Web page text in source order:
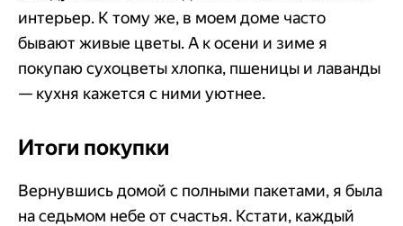
интерьер. К тому же, в моем доме часто
бывают живые цветы. А к осени и зиме я
покупаю сухоцветы хлопка, пшеницы и лаванды
— кухня кажется с ними уютнее.
Итоги покупки
Вернувшись домой с полными пакетами, я была
на седьмом небе от счастья. Кстати, каждый